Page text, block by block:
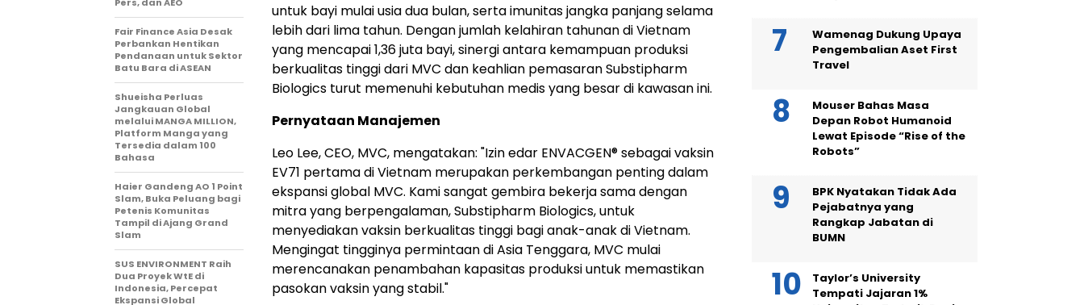
untuk bayi mulai usia dua bulan, serta imunitas jangka panjang selama
lebih dari lima tahun. Dengan jumlah kelahiran tahunan di Vietnam
yang mencapai 1,36 juta bayi, sinergi antara kemampuan produksi
berkualitas tinggi dari MVC dan keahlian pemasaran Substipharm
Biologics turut memenuhi kebutuhan medis yang besar di kawasan ini.
Pernyataan Manajemen
Leo Lee, CEO, MVC, mengatakan: "Izin edar ENVACGEN® sebagai vaksin
EV71 pertama di Vietnam merupakan perkembangan penting dalam
ekspansi global MVC. Kami sangat gembira bekerja sama dengan
mitra yang berpengalaman, Substipharm Biologics, untuk
menyediakan vaksin berkualitas tinggi bagi anak-anak di Vietnam.
Mengingat tingginya permintaan di Asia Tenggara, MVC mulai
merencanakan penambahan kapasitas produksi untuk memastikan
pasokan vaksin yang stabil."
Fair Finance Asia Desak
Perbankan Hentikan
Pendanaan untuk Sektor
Batu Bara di ASEAN
Shueisha Perluas
Jangkauan Global
melalui MANGA MILLION,
Platform Manga yang
Tersedia dalam 100
Bahasa
Haier Gandeng AO 1 Point
Slam, Buka Peluang bagi
Petenis Komunitas
Tampil di Ajang Grand
Slam
SUS ENVIRONMENT Raih
Dua Proyek WtE di
Indonesia, Percepat
Ekspansi Global
Wamenag Dukung Upaya
Pengembalian Aset First
Travel
Mouser Bahas Masa
Depan Robot Humanoid
Lewat Episode “Rise of the
Robots”
BPK Nyatakan Tidak Ada
Pejabatnya yang
Rangkap Jabatan di
BUMN
Taylor’s University
Tempati Jajaran 1%